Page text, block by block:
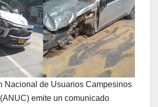
Nacional de Usuarios Campesinos
emite un comunicado